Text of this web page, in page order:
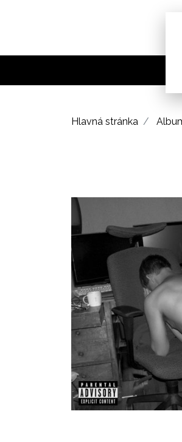
Hlavná stránka